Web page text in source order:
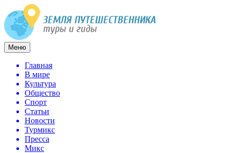
Меню
Главная
В мире
Культура
Общество
Спорт
Статьи
Новости
Турмикс
Пресса
Микс